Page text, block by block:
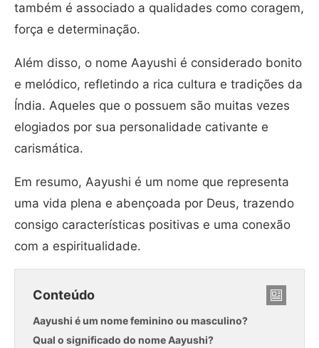
também é associado a qualidades como coragem,
força e determinação.
Além disso, o nome Aayushi é considerado bonito
e melódico, refletindo a rica cultura e tradições da
Índia. Aqueles que o possuem são muitas vezes
elogiados por sua personalidade cativante e
carismática.
Em resumo, Aayushi é um nome que representa
uma vida plena e abençoada por Deus, trazendo
consigo características positivas e uma conexão
com a espiritualidade.
Conteúdo
Aayushi é um nome feminino ou masculino?
Qual o significado do nome Aayushi?